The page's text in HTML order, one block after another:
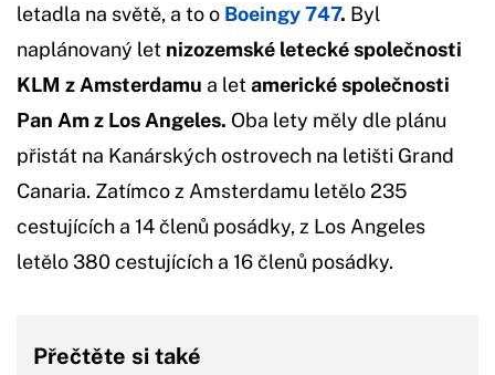
letadla na světě, a to o Boeingy 747. Byl
naplánovaný let nizozemské letecké společnosti
KLM z Amsterdamu a letamerické společnosti
Pan Am z Los Angeles. Oba lety měly dle plánu
přistát na Kanárských ostrovech na letišti Grand
Canaria. Zatímco z Amsterdamu letělo 235
cestujících a 14 členů posádky, z Los Angeles
letělo 380 cestujících a 16 členů posádky.
Přečtěte si také